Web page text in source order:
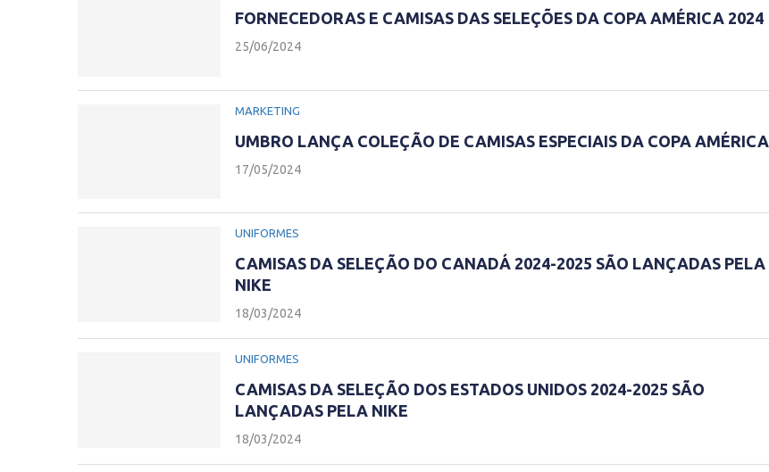
FORNECEDORAS E CAMISAS DAS SELEÇÕES DA COPA AMÉRICA 2024
25/06/2024
MARKETING
UMBRO LANÇA COLEÇÃO DE CAMISAS ESPECIAIS DA COPA AMÉRICA
17/05/2024
UNIFORMES
CAMISAS DA SELEÇÃO DO CANADÁ 2024-2025 SÃO LANÇADAS PELA
NIKE
18/03/2024
UNIFORMES
CAMISAS DA SELEÇÃO DOS ESTADOS UNIDOS 2024-2025 SÃO
LANÇADAS PELA NIKE
18/03/2024